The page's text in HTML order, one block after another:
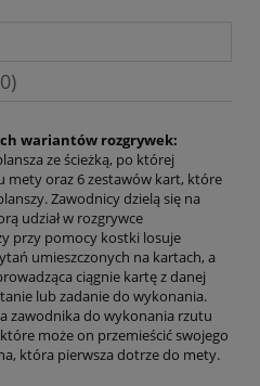
wariantów rozgrywek:
ze ścieżką, po której
mety oraz 6 zestawów kart, które
Zawodnicy dzielą się na
udział w rozgrywce
przy pomocy kostki losuje
umieszczonych na kartach, a
ciągnie kartę z danej
lub zadanie do wykonania.
zawodnika do wykonania rzutu
może on przemieścić swojego
która pierwsza dotrze do mety.